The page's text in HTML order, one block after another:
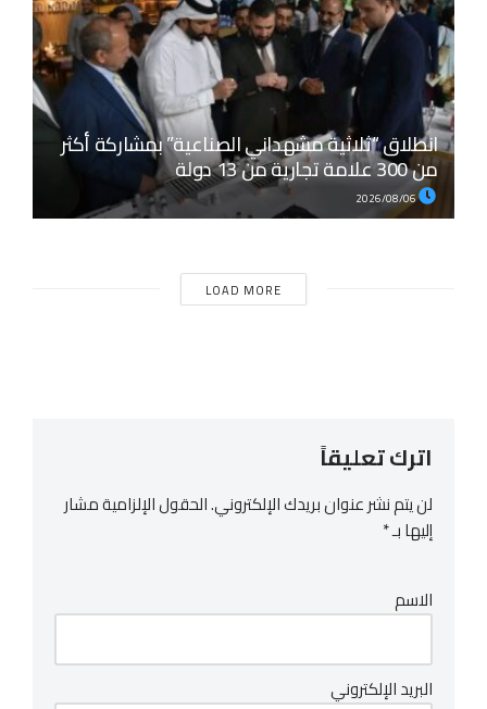
انطلاق “ثلاثية مشهداني الصناعية” بمشاركة أكثر
من 300 علامة تجارية من 13 دولة
2026/08/06
LOAD MORE
اترك تعليقاً
لن يتم نشر عنوان بريدك الإلكتروني.الحقول الإلزامية مشار
إليها بـ*
الاسم
البريد الإلكتروني